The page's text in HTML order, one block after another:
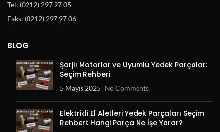
Tel: (0212) 297 97 05
Faks: (0212) 297 97 06
BLOG
Şarjlı Motorlar ve Uyumlu Yedek Parçalar:
Seçim Rehberi
5 Mayıs 2025 No Comments
Elektrikli El Aletleri Yedek Parçaları Seçim
Rehberi: Hangi Parça Ne İşe Yarar?